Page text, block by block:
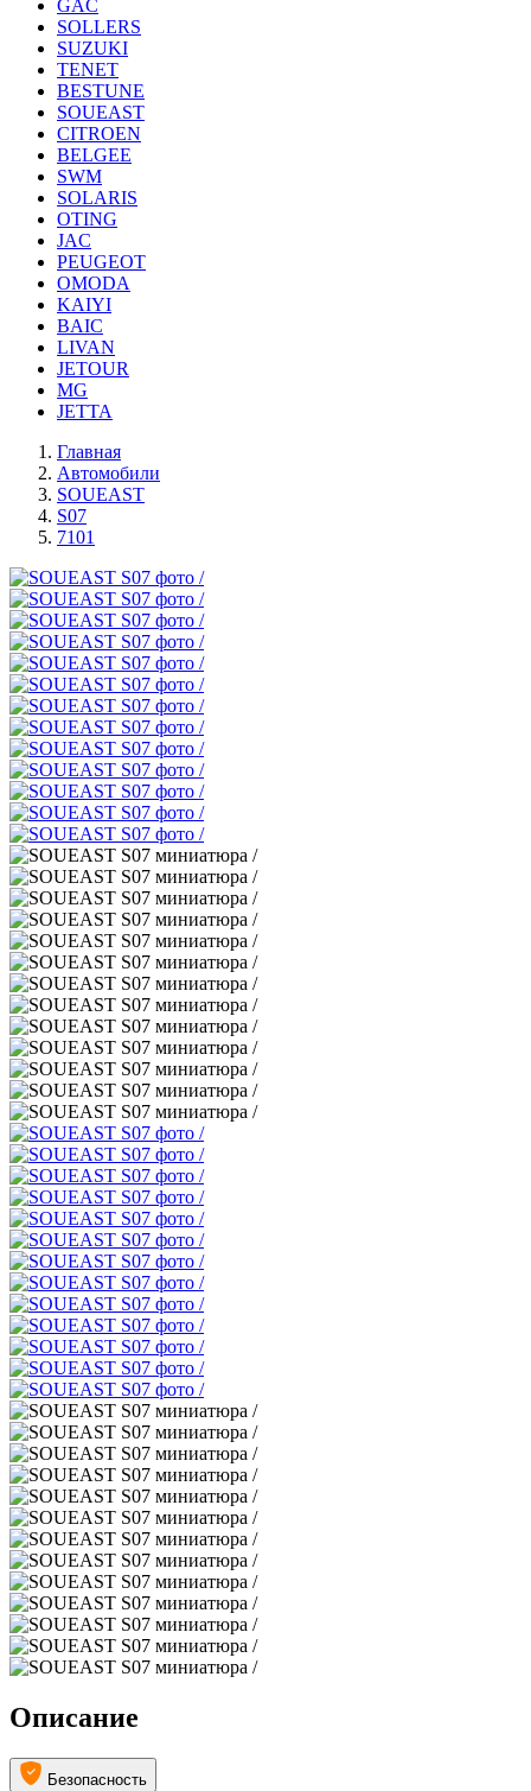
GAC
SOLLERS
SUZUKI
TENET
BESTUNE
SOUEAST
CITROEN
BELGEE
SWM
SOLARIS
OTING
JAC
PEUGEOT
OMODA
KAIYI
BAIC
LIVAN
JETOUR
MG
JETTA
Главная
Автомобили
SOUEAST
S07
7101
Описание
Безопасность